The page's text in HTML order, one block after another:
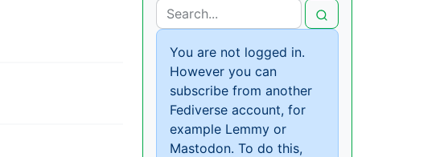
You are not logged in.
However you can
subscribe from another
Fediverse account, for
example Lemmy or
Mastodon. To do this,